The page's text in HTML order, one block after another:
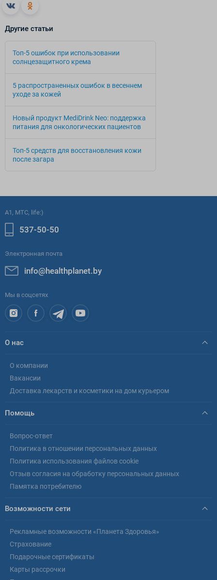
Другие статьи
Топ-5 ошибок при использовании
солнцезащитного крема
5 распространенных ошибок в весеннем
уходе за кожей
Новый продукт MediDrink Neo: поддержка
питания для онкологических пациентов
Топ-5 средств для восстановления кожи
после загара
A1, МТС, life:)
537-50-50
Электронная почта
info@healthplanet.by
Мы в соцсетях
О нас
О компании
Вакансии
Доставка лекарств и косметики на дом курьером
Помощь
Вопрос-ответ
Политика в отношении персональных данных
Политика использования файлов cookie
Отзыв согласия на обработку персональных данных
Памятка потребителю
Возможности сети
Рекламные возможности «Планета Здоровья»
Страхование
Подарочные сертификаты
Карты рассрочки